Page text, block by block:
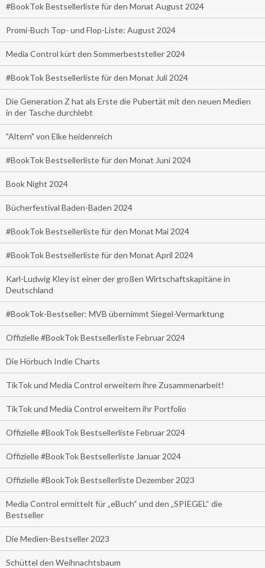
#BookTok Bestsellerliste für den Monat August 2024
Promi-Buch Top- und Flop-Liste: August 2024
Media Control kürt den Sommerbeststeller 2024
#BookTok Bestsellerliste für den Monat Juli 2024
Die Generation Z hat als Erste die Pubertät mit den neuen Medien
in der Tasche durchlebt
"Altern" von Elke heidenreich
#BookTok Bestsellerliste für den Monat Juni 2024
Book Night 2024
Bücherfestival Baden-Baden 2024
#BookTok Bestsellerliste für den Monat Mai 2024
#BookTok Bestsellerliste für den Monat April 2024
Karl-Ludwig Kley ist einer der großen Wirtschaftskapitäne in
Deutschland
#BookTok-Bestseller: MVB übernimmt Siegel-Vermarktung
Offizielle #BookTok Bestsellerliste Februar 2024
Die Hörbuch Indie Charts
TikTok und Media Control erweitern ihre Zusammenarbeit!
TikTok und Media Control erweitern ihr Portfolio
Offizielle #BookTok Bestsellerliste Februar 2024
Offizielle #BookTok Bestsellerliste Januar 2024
Offizielle #BookTok Bestsellerliste Dezember 2023
Media Control ermittelt für „eBuch“ und den „SPIEGEL“ die
Bestseller
Die Medien-Bestseller 2023
Schüttel den Weihnachtsbaum